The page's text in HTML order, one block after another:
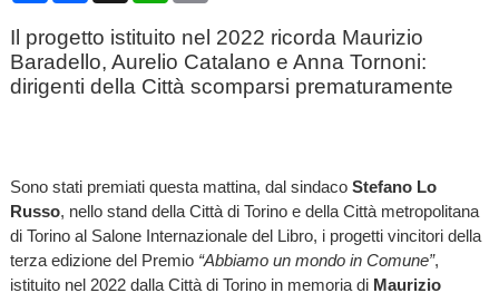
Il progetto istituito nel 2022 ricorda Maurizio
Baradello, Aurelio Catalano e Anna Tornoni:
dirigenti della Città scomparsi prematuramente
Sono stati premiati questa mattina, dal sindaco Stefano Lo
Russo, nello stand della Città di Torino e della Città metropolitana
di Torino al Salone Internazionale del Libro, i progetti vincitori della
terza edizione del Premio “Abbiamo un mondo in Comune”,
istituito nel 2022 dalla Città di Torino in memoria di Maurizio